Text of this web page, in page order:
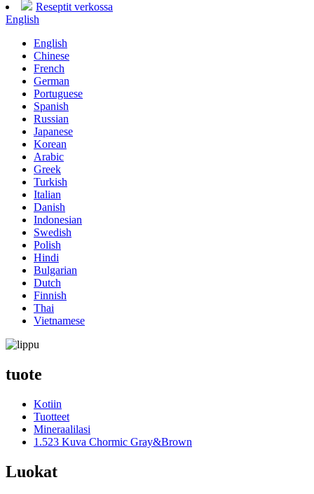
Reseptit verkossa
English
English
Chinese
French
German
Portuguese
Spanish
Russian
Japanese
Korean
Arabic
Greek
Turkish
Italian
Danish
Indonesian
Swedish
Polish
Hindi
Bulgarian
Dutch
Finnish
Thai
Vietnamese
tuote
Kotiin
Tuotteet
Mineraalilasi
1.523 Kuva Chormic Gray&Brown
Luokat